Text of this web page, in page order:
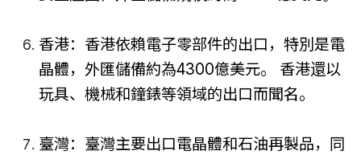
香港：香港依賴電子零部件的出口，特別是電
晶體，外匯儲備約為4300億美元。 香港還以
玩具、機械和鐘錶等領域的出口而聞名。
臺灣：臺灣主要出口電晶體和石油再製品，同